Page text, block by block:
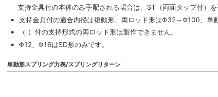
支持金具付の本体のみ手配される場合は、ST（両面タップ付）
支持金具付の適合内径は複動形、両ロッド形はΦ32～Φ100、
（ ）付の支持形式の両ロッド形は製作できません。
Φ12、Φ16はSD形のみです。
単動形スプリング力表/スプリングリターン